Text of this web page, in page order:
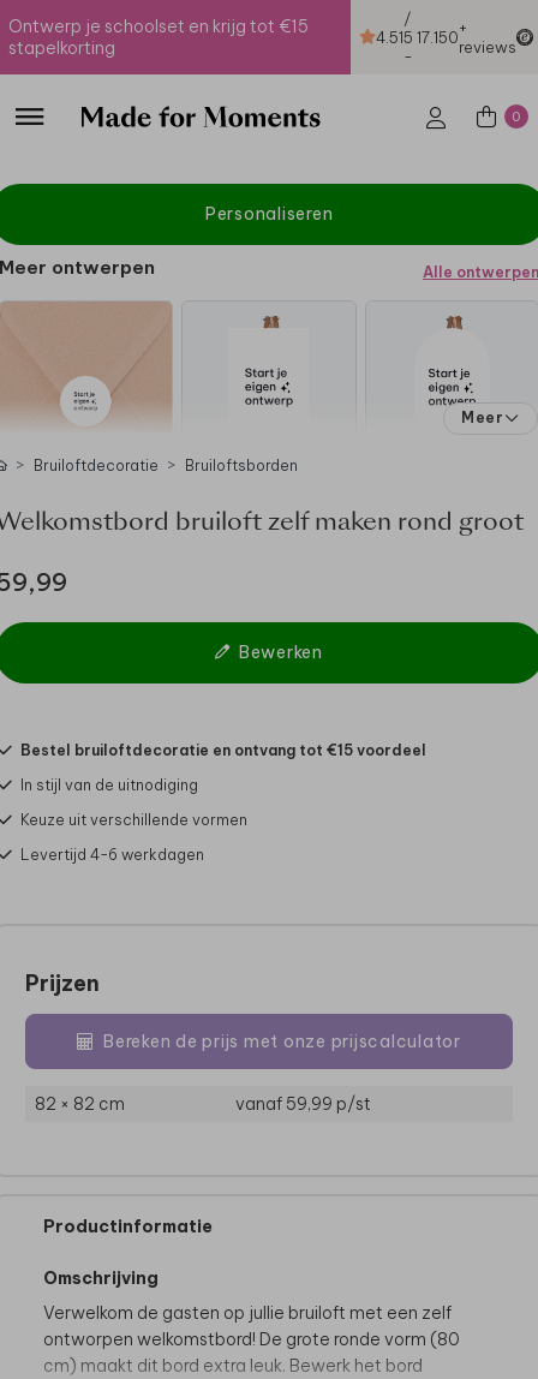
Ontwerp je schoolset en krijg tot €15
stapelkorting
4.51
/
5
-
17.150+
reviews
0
Personaliseren
Meer ontwerpen Alle ontwerpen
Meer
Bruiloftdecoratie Bruiloftsborden
bruiloft zelf maken rond groot
Bewerken
Bestel bruiloftdecoratie en ontvang tot €15 voordeel
In stijl van de uitnodiging
Keuze uit verschillende vormen
Levertijd 4-6 werkdagen
Prijzen
Bereken de prijs met onze prijscalculator
82 × 82 cm vanaf 59,99 p/st
Productinformatie
Omschrijving
Verwelkom de gasten op jullie bruiloft met een zelf
ontworpen welkomstbord! De grote ronde vorm (80
cm) maakt dit bord extra leuk. Bewerk het bord